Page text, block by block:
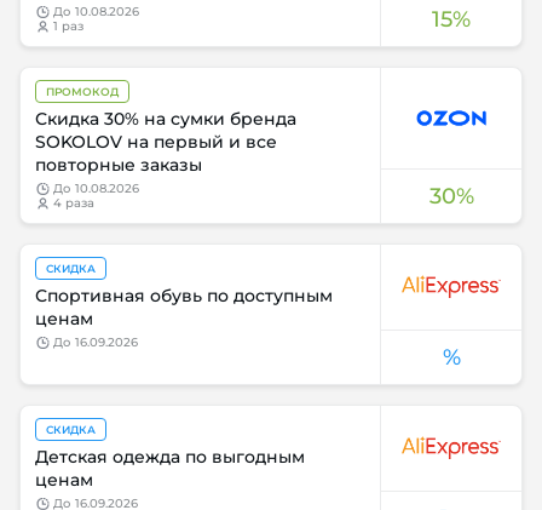
15%
до 10.08.2026
1 раз
30%
ПРОМОКОД
Скидка 30% на сумки бренда
SOKOLOV на первый и все
повторные заказы
до 10.08.2026
4 раза
%
СКИДКА
Спортивная обувь по доступным
ценам
до 16.09.2026
СКИДКА
Детская одежда по выгодным
ценам
до 16.09.2026